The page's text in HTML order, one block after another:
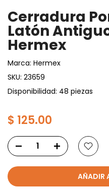
Cerradura
Latón
Hermex
Marca: Hermex
SKU: 23659
Disponibilidad: 48 piezas
$ 125.00
AÑADIR